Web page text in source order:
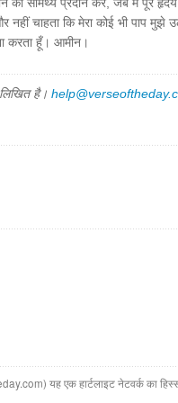
चाहता कि मेरा कोई भी पाप मुझे
करता हूँ। आमीन।
है।
यह एक हार्टलाइट नेटवर्क का